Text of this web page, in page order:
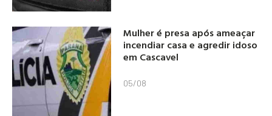
Mulher é presa após ameaçar
incendiar casa e agredir idoso
em Cascavel
05/08